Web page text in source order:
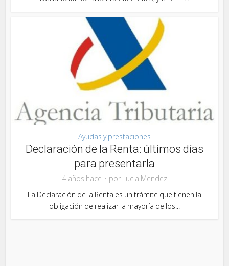
Ayudas y prestaciones
Declaración de la Renta: últimos días
para presentarla
4 años hace por Lucia Mendez
La Declaración de la Renta es un trámite que tienen la
obligación de realizar la mayoría de los...